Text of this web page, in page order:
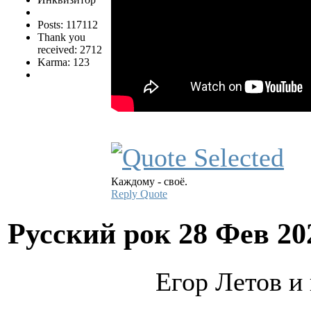
Posts: 117112
Thank you
received: 2712
Karma: 123
Каждому - своё.
Reply Quote
Русский рок 28 Фев
Егор Летов и